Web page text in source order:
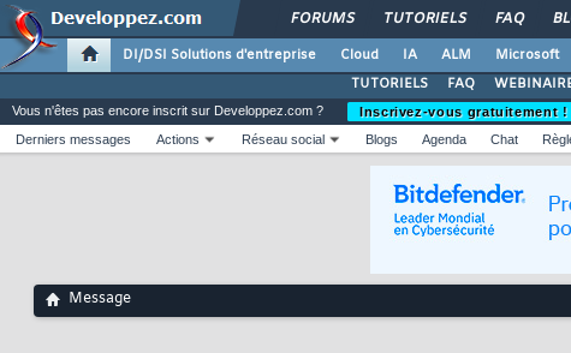
FORUMS TUTORIELS FAQ
DI/DSI Solutions d'entreprise Cloud IA ALM Microsoft
TUTORIELS
FAQ
Vous n'êtes pas encore inscrit sur Developpez.com ?
Inscrivez-vous gratuitement !
Derniers messages
Actions Réseau social Blogs Agenda Chat
Message